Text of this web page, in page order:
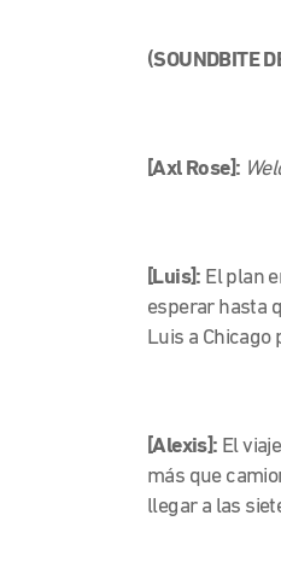
(SOUNDBITE
[Axl Rose]:
[Luis]: El plan
esperar hasta
Luis a Chicago
[Alexis]: El
más que
llegar a las